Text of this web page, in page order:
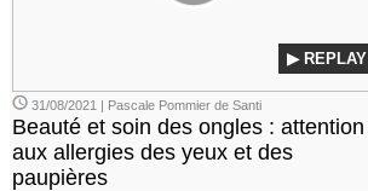
▶ REPLAY
31/08/2021 | Pascale Pommier de Santi
Beauté et soin des ongles : attention
aux allergies des yeux et des
paupières